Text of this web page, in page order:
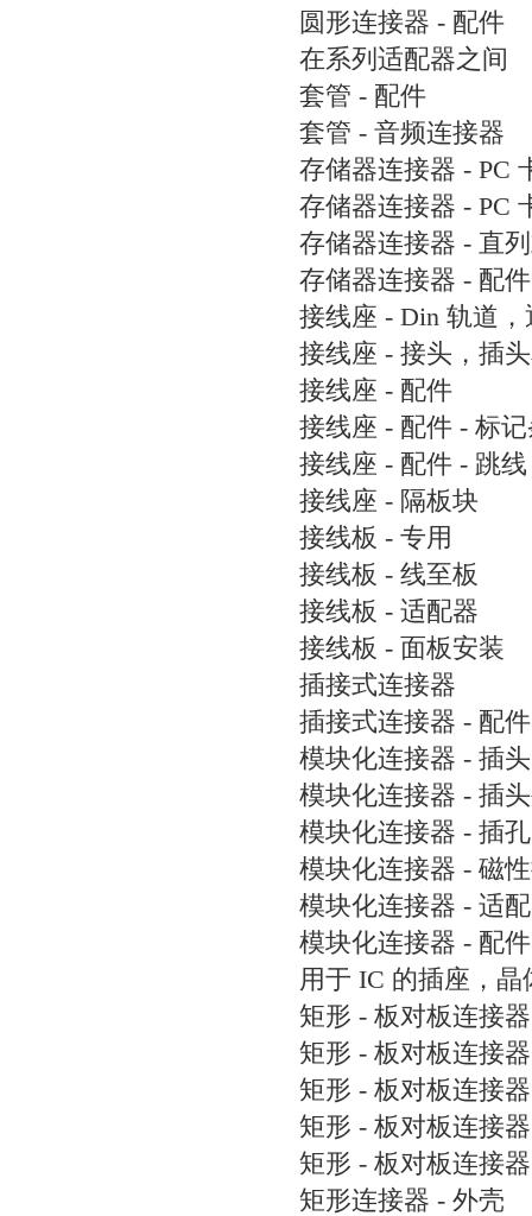
圆形连接器 - 配件
在系列适配器之间
套管 - 配件
套管 - 音频连接器
存储器连接器 - PC
存储器连接器 - PC
存储器连接器 - 直
存储器连接器 - 配件
接线座 - Din 轨道，
接线座 - 接头，插
接线座 - 配件
接线座 - 配件 - 标
接线座 - 配件 - 跳线
接线座 - 隔板块
接线板 - 专用
接线板 - 线至板
接线板 - 适配器
接线板 - 面板安装
插接式连接器
插接式连接器 - 配件
模块化连接器 - 插头
模块化连接器 - 插
模块化连接器 - 插孔
模块化连接器 - 磁
模块化连接器 - 适
模块化连接器 - 配件
用于 IC 的插座，晶
矩形 - 板对板连接
矩形 - 板对板连接
矩形 - 板对板连接
矩形 - 板对板连接
矩形 - 板对板连接
矩形连接器 - 外壳